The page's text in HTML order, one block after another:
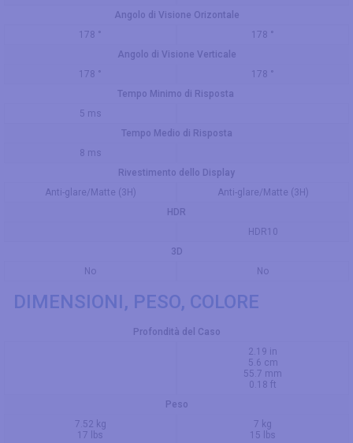
Angolo di Visione Orizontale
178 °
178 °
Angolo di Visione Verticale
178 °
178 °
Tempo Minimo di Risposta
5 ms
Tempo Medio di Risposta
8 ms
Rivestimento dello Display
Anti-glare/Matte (3H)
Anti-glare/Matte (3H)
HDR
HDR10
3D
No
No
DIMENSIONI, PESO, COLORE
Profondità del Caso
2.19 in
5.6 cm
55.7 mm
0.18 ft
Peso
7.52 kg
17 lbs
7 kg
15 lbs